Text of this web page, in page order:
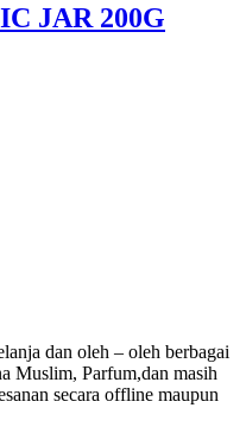
JAR 200G
dan oleh – oleh berbagai
Muslim, Parfum,dan masih
secara offline maupun